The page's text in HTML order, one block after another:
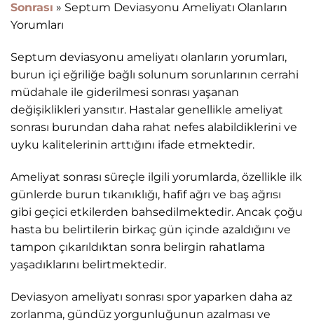
Sonrası » Septum Deviasyonu Ameliyatı Olanların
Yorumları
Septum deviasyonu ameliyatı olanların yorumları,
burun içi eğriliğe bağlı solunum sorunlarının cerrahi
müdahale ile giderilmesi sonrası yaşanan
değişiklikleri yansıtır. Hastalar genellikle ameliyat
sonrası burundan daha rahat nefes alabildiklerini ve
uyku kalitelerinin arttığını ifade etmektedir.
Ameliyat sonrası süreçle ilgili yorumlarda, özellikle ilk
günlerde burun tıkanıklığı, hafif ağrı ve baş ağrısı
gibi geçici etkilerden bahsedilmektedir. Ancak çoğu
hasta bu belirtilerin birkaç gün içinde azaldığını ve
tampon çıkarıldıktan sonra belirgin rahatlama
yaşadıklarını belirtmektedir.
Deviasyon ameliyatı sonrası spor yaparken daha az
zorlanma, gündüz yorgunluğunun azalması ve